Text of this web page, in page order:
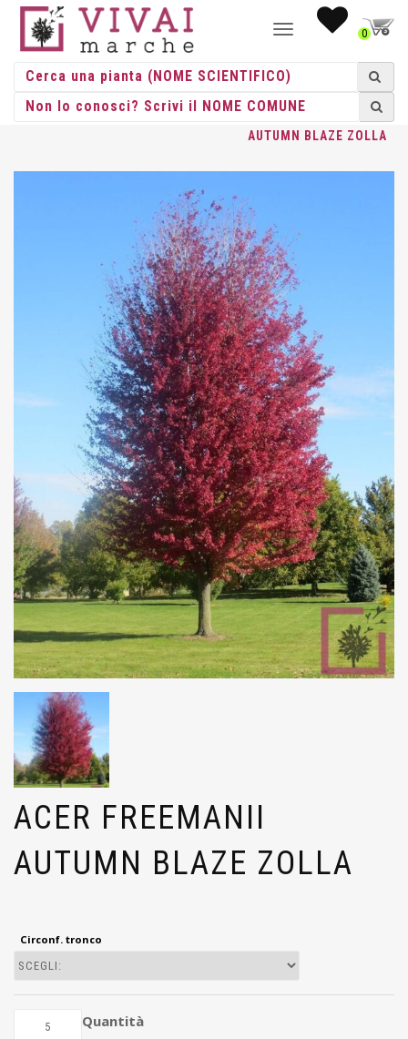
NAVIGAZIONE0
HOME/ALBERI/ ALBERI ZOLLA/ACER/ ACER FREEMANII
AUTUMN BLAZE ZOLLA
ACER FREEMANII
AUTUMN BLAZE ZOLLA
Circonf. tronco
Quantità